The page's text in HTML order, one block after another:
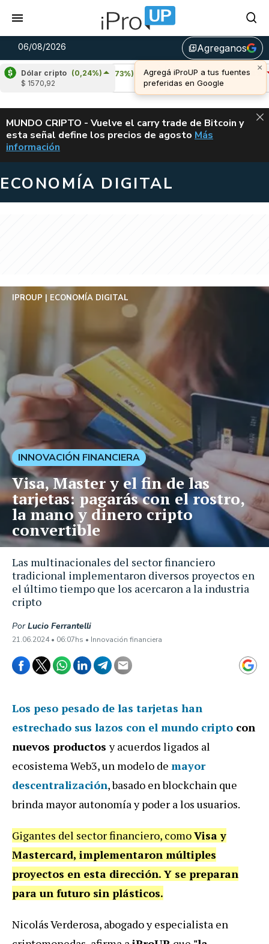
06/08/2026 library_addAgreganos
Dólar cripto (0,24%)
$ 1570,92
Cardano (6,73%)
u$s 0,20
Avalanche (-2,94%)
u$s 6,47
ALERTA
MUNDO CRIPTO - Vuelve el carry trade de Bitcoin y
esta señal define los precios de agosto VUELVE EL
Más
información
ECONOMÍA DIGITAL
Las multinacionales del sector financiero
tradicional implementaron diversos proyectos en
el último tiempo que los acercaron a la industria
cripto
IPROUP ECONOMÍA DIGITAL
PorLucio Ferrantelli
21.06.2024 • 06:07hs • Innovación financiera
INNOVACIÓN FINANCIERA
Visa, Master y el fin de las
tarjetas: pagarás con el rostro,
la mano y dinero cripto
convertible
Los peso pesado de las tarjetas han
estrechado sus lazos con el mundo cripto con
nuevos productosy acuerdos ligados al
ecosistema Web3, un modelo de mayor
descentralización, basado en blockchain que
brinda mayor autonomía y poder a los usuarios.
Gigantes del sector financiero, comoVisa y
Mastercard, implementaron múltiples
proyectos en esta dirección. Y se preparan
para un futuro sin plásticos.
Nicolás Verderosa, abogado y especialista en